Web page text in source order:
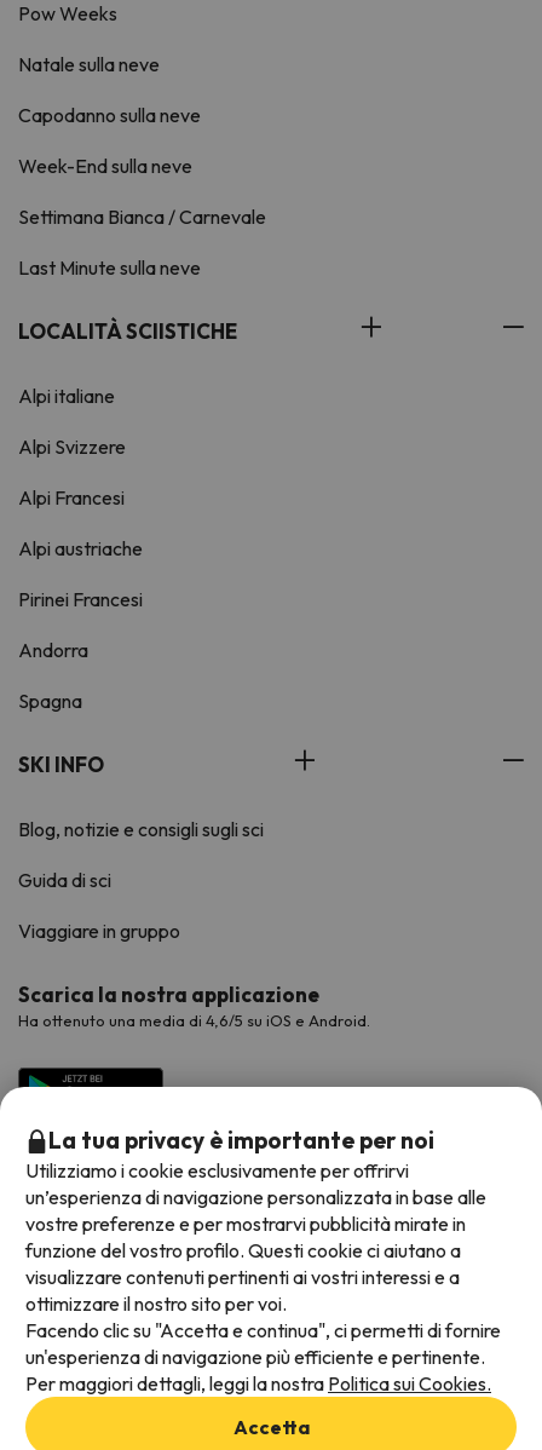
Pow Weeks
Natale sulla neve
Capodanno sulla neve
Week-End sulla neve
Settimana Bianca / Carnevale
Last Minute sulla neve
LOCALITÀ SCIISTICHE
Alpi italiane
Alpi Svizzere
Alpi Francesi
Alpi austriache
Pirinei Francesi
Andorra
Spagna
SKI INFO
Blog, notizie e consigli sugli sci
Guida di sci
Viaggiare in gruppo
Scarica la nostra applicazione
Ha ottenuto una media di 4,6/5 su iOS e Android.
Metodi di pagamento disponibili
Termini e condizioni generali
La tua privacy è importante per noi
Utilizziamo i cookie esclusivamente per offrirvi
un’esperienza di navigazione personalizzata in base alle
vostre preferenze e per mostrarvi pubblicità mirate in
funzione del vostro profilo. Questi cookie ci aiutano a
visualizzare contenuti pertinenti ai vostri interessi e a
ottimizzare il nostro sito per voi.
Facendo clic su "Accetta e continua", ci permetti di fornire
un'esperienza di navigazione più efficiente e pertinente.
Per maggiori dettagli, leggi la nostra Politica sui Cookies.
Accetta